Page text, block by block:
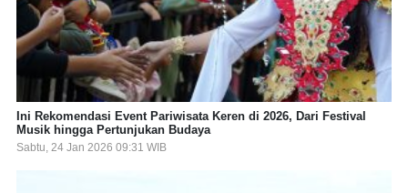
Ini Rekomendasi Event Pariwisata Keren di 2026, Dari Festival
Musik hingga Pertunjukan Budaya
Sabtu, 24 Jan 2026 09:31 WIB